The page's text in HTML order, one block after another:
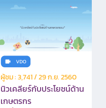
ผู้ชม : 3,741 / 29 ก.ย. 2560
นิวเคลียร์กับประโยชน์ด้าน
เกษตรกร